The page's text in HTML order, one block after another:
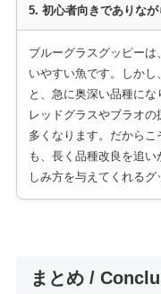
5. 初心者向きでありな
ブルーグラスグッピー
いやすい魚です。しか
と、急に奥深い品種にな
レッドグラスやブラオ
多くなります。だから
も、長く品種改良を追
しみ方を与えてくれるグ
まとめ /